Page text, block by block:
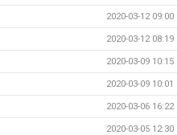
2020-03-12 09:00
2020-03-12 08:19
2020-03-09 10:15
2020-03-09 10:01
2020-03-06 16:22
2020-03-05 12:30